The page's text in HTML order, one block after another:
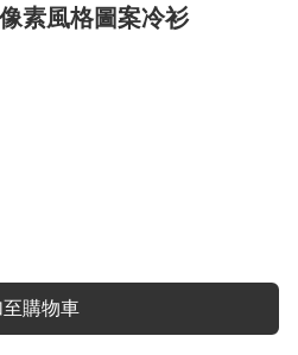
素風格圖案冷衫
至購物車